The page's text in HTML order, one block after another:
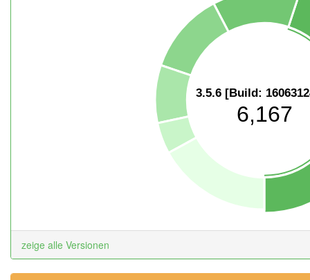
3.5.6 [Build:
6,167
zeige alle Versionen